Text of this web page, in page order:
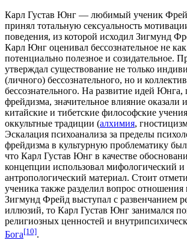
Карл Густав Юнг — любимый ученик
принял тотальную сексуальность
поведения, из которой исходил Зигмунд
Карл Юнг оценивал бессознательное не как
потенциально полезное и созидательное.
утверждал существование не только
(личного) бессознательного, но и
бессознательного. На развитие идей Юнга,
фрейдизма, значительное влияние оказали
китайские и тибетские философские
оккультные традиции (алхимия,
Эскалация психоанализа за пределы
фрейдизма в культурную проблематику
что Карл Густав Юнг в качестве
концепции использовал мифологический и
антропологический материал. Стоит
ученика также разделил вопрос отношения
Зигмунд Фрейд выступал с развенчанием
иллюзий, то Карл Густав Юнг занимался
религиозных ценностей и
Бога[10].